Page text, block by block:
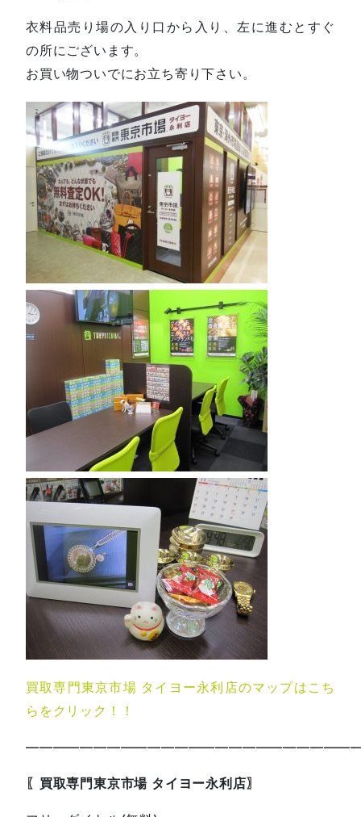
衣料品売り場の入り口から入り、左に進むとすぐ
の所にございます。
お買い物ついでにお立ち寄り下さい。
買取専門東京市場 タイヨー永利店のマップはこち
らをクリック！！
〖買取専門東京市場 タイヨー永利店〗